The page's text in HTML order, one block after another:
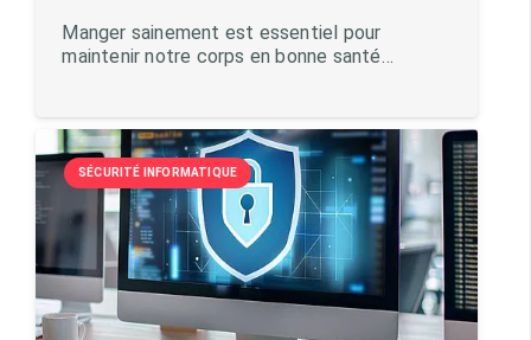
Manger sainement est essentiel pour
maintenir notre corps en bonne santé…
SÉCURITÉ INFORMATIQUE